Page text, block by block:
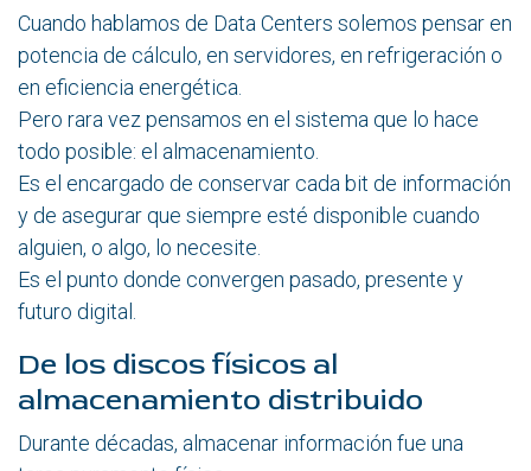
Cuando hablamos de Data Centers solemos pensar en
potencia de cálculo, en servidores, en refrigeración o
en eficiencia energética.
Pero rara vez pensamos en el sistema que lo hace
todo posible: el almacenamiento.
Es el encargado de conservar cada bit de información
y de asegurar que siempre esté disponible cuando
alguien, o algo, lo necesite.
Es el punto donde convergen pasado, presente y
futuro digital.
De los discos físicos al
almacenamiento distribuido
Durante décadas, almacenar información fue una